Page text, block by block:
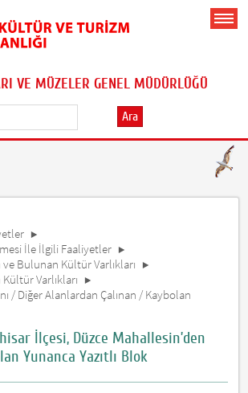
VE MÜZELER GENEL MÜDÜRLÜĞÜ
Ara
İle İlgili Faaliyetler
Bulunan Kültür Varlıkları
Varlıkları
/ Diğer Alanlardan Çalınan / Kaybolan
İlçesi, Düzce Mahallesin’den
Yunanca Yazıtlı Blok